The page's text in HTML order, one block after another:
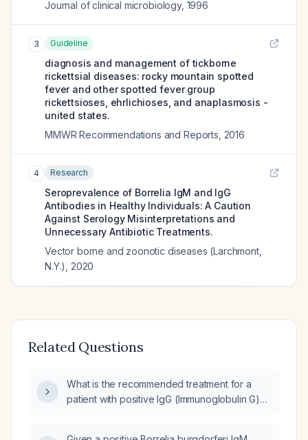
Journal of clinical microbiology, 1996
3 Guideline
diagnosis and management of tickborne
rickettsial diseases: rocky mountain spotted
fever and other spotted fever group
rickettsioses, ehrlichioses, and anaplasmosis -
united states.
MMWR Recommendations and Reports 2016
4 Research
Seroprevalence of Borrelia IgM and IgG
Antibodies in Healthy Individuals: A Caution
Against Serology Misinterpretations and
Unnecessary Antibiotic Treatments.
Vector borne and zoonotic diseases (Larchmont,
N.Y.)
2020
Related Questions
What is the recommended treatment for a
patient with positive IgG (Immunoglobulin G)